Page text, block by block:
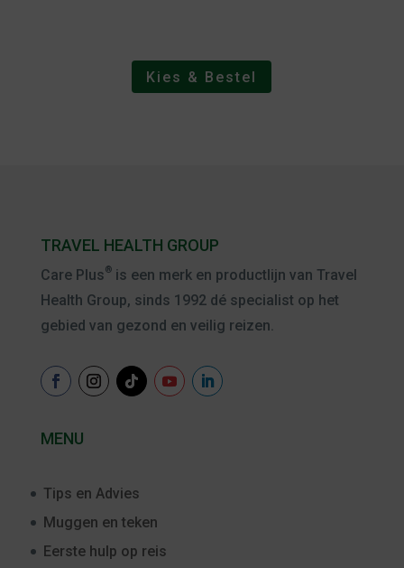
Kies & Bestel
TRAVEL HEALTH GROUP
Care Plus®is een merk en productlijn van Travel
Health Group, sinds 1992 dé specialist op het
gebied van gezond en veilig reizen.
MENU
Tips en Advies
Muggen en teken
Eerste hulp op reis